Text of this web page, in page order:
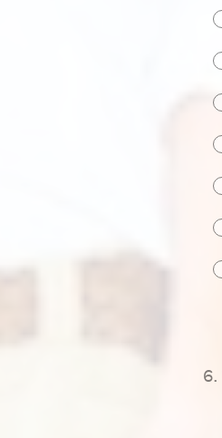
6.